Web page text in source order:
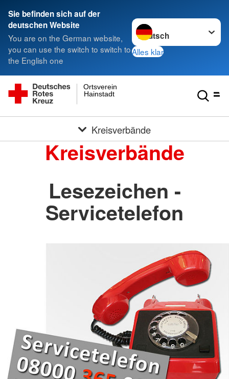
Sie befinden sich auf der
deutschen Website
You are on the German website,
you can use the switch to switch to
the English one
Sprache wechseln zu
Alles klar
Hainstadt
Ortsverein
Kreisverbände
Kreisverbände
Lesezeichen -
Servicetelefon